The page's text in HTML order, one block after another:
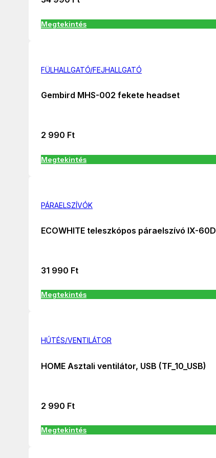
Megtekintés
FÜLHALLGATÓ/FEJHALLGATÓ
Gembird MHS-002 fekete headset
2 990 Ft
Megtekintés
PÁRAELSZÍVÓK
ECOWHITE teleszkópos páraelszívó IX-60D
31 990 Ft
Megtekintés
HÚTÉS/VENTILÁTOR
HOME Asztali ventilátor, USB (TF_10_USB)
2 990 Ft
Megtekintés